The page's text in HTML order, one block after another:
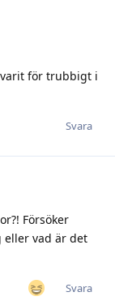
för trubbigt i
Svara
Försöker
eller vad är det
Svara